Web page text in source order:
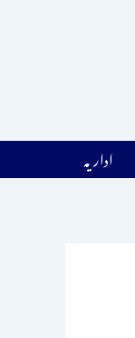
اداریہ